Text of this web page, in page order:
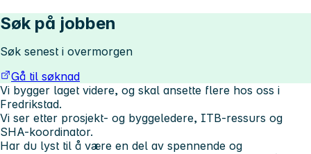
Søk på jobben
Søk senest i overmorgen
Gå til søknad
Vi bygger laget videre, og skal ansette flere hos oss i
Fredrikstad.
Vi ser etter prosjekt- og byggeledere, ITB-ressurs og
SHA-koordinator.
Har du lyst til å være en del av spennende og